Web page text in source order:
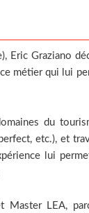
Eric Graziano
métier qui lui
du
etc.), et
lui
Master LEA,